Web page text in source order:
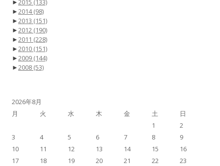
►2014(98)
►2013 (151)
►2012 (190)
►2011 (228)
►2010 (151)
►2009 (144)
►2008 (53)
2026年8月
月
火 水 木 金 土
日
1
2
3
4 5 6 7 8
9
10
11 12 13 14 15
16
17
18 19 20 21 22 23